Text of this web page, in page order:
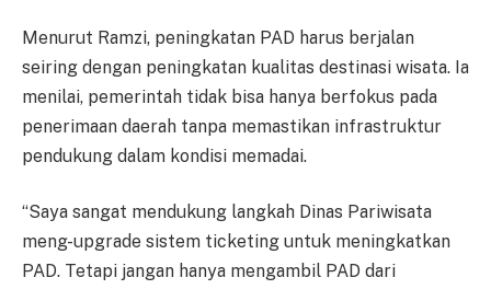
Menurut Ramzi, peningkatan PAD harus berjalan
seiring dengan peningkatan kualitas destinasi wisata. Ia
menilai, pemerintah tidak bisa hanya berfokus pada
penerimaan daerah tanpa memastikan infrastruktur
pendukung dalam kondisi memadai.
“Saya sangat mendukung langkah Dinas Pariwisata
meng-upgrade sistem ticketing untuk meningkatkan
PAD. Tetapi jangan hanya mengambil PAD dari